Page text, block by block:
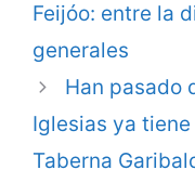
Feijóo: entre la
generales
Han pasado
Iglesias ya
Taberna